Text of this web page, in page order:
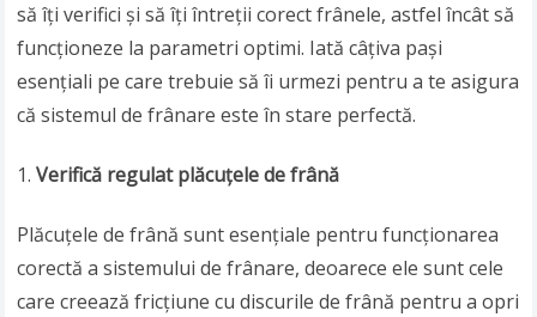
să îți verifici și să îți întreții corect frânele, astfel încât să
funcționeze la parametri optimi. Iată câțiva pași
esențiali pe care trebuie să îi urmezi pentru a te asigura
că sistemul de frânare este în stare perfectă.
Verifică regulat plăcuțele de frână
Plăcuțele de frână sunt esențiale pentru funcționarea
corectă a sistemului de frânare, deoarece ele sunt cele
care creează fricțiune cu discurile de frână pentru a opri